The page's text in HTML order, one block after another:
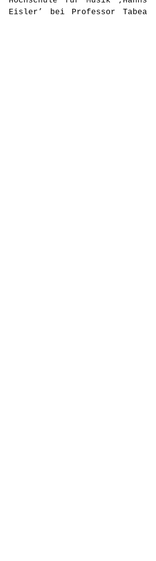
Eisler’ bei Professor Tabea